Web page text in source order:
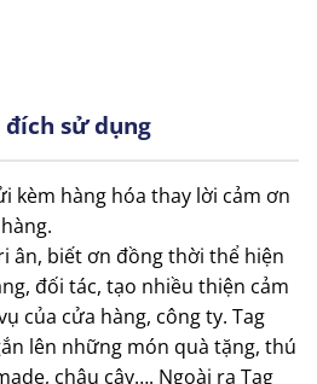
đích sử dụng
kèm hàng hóa thay lời cảm ơn
ân, biết ơn đồng thời thể hiện
đối tác, tạo nhiều thiện cảm
của cửa hàng, công ty. Tag
lên những món quà tặng, thú
chậu cây…. Ngoài ra Tag